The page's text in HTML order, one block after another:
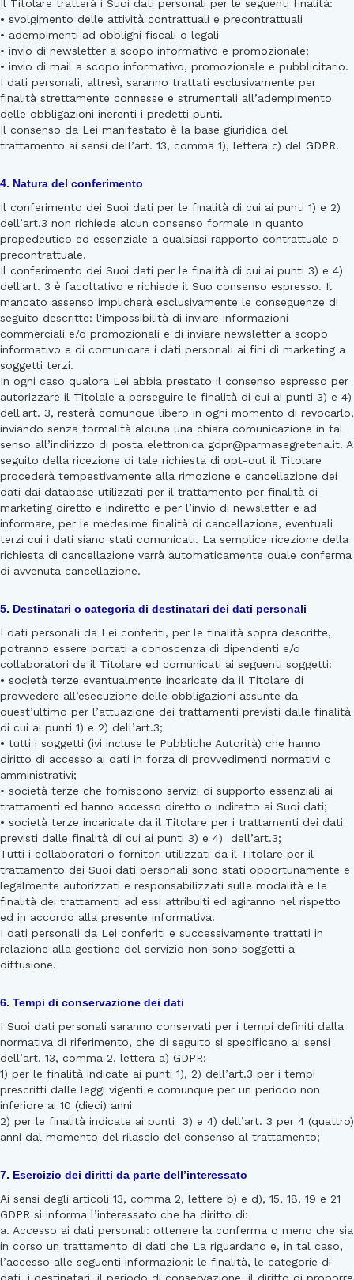
Il Titolare tratterà i Suoi dati personali per le seguenti finalità:
• svolgimento delle attività contrattuali e precontrattuali
• adempimenti ad obblighi fiscali o legali
• invio di newsletter a scopo informativo e promozionale;
• invio di mail a scopo informativo, promozionale e pubblicitario.
I dati personali, altresì, saranno trattati esclusivamente per
finalità strettamente connesse e strumentali all’adempimento
delle obbligazioni inerenti i predetti punti.
Il consenso da Lei manifestato è la base giuridica del
trattamento ai sensi dell’art. 13, comma 1), lettera c) del GDPR.
4. Natura del conferimento
Il conferimento dei Suoi dati per le finalità di cui ai punti 1) e 2)
dell’art.3 non richiede alcun consenso formale in quanto
propedeutico ed essenziale a qualsiasi rapporto contrattuale o
precontrattuale.
Il conferimento dei Suoi dati per le finalità di cui ai punti 3) e 4)
dell'art. 3 è facoltativo e richiede il Suo consenso espresso. Il
mancato assenso implicherà esclusivamente le conseguenze di
seguito descritte: l'impossibilità di inviare informazioni
commerciali e/o promozionali e di inviare newsletter a scopo
informativo e di comunicare i dati personali ai fini di marketing a
soggetti terzi.
In ogni caso qualora Lei abbia prestato il consenso espresso per
autorizzare il Titolale a perseguire le finalità di cui ai punti 3) e 4)
dell'art. 3, resterà comunque libero in ogni momento di revocarlo,
inviando senza formalità alcuna una chiara comunicazione in tal
senso all’indirizzo di posta elettronica gdpr@parmasegreteria.it. A
seguito della ricezione di tale richiesta di opt-out il Titolare
procederà tempestivamente alla rimozione e cancellazione dei
dati dai database utilizzati per il trattamento per finalità di
marketing diretto e indiretto e per l’invio di newsletter e ad
informare, per le medesime finalità di cancellazione, eventuali
terzi cui i dati siano stati comunicati. La semplice ricezione della
richiesta di cancellazione varrà automaticamente quale conferma
di avvenuta cancellazione.
5. Destinatari o categoria di destinatari dei dati personali
I dati personali da Lei conferiti, per le finalità sopra descritte,
potranno essere portati a conoscenza di dipendenti e/o
collaboratori de il Titolare ed comunicati ai seguenti soggetti:
• società terze eventualmente incaricate da il Titolare di
provvedere all’esecuzione delle obbligazioni assunte da
quest’ultimo per l’attuazione dei trattamenti previsti dalle finalità
di cui ai punti 1) e 2) dell’art.3;
• tutti i soggetti (ivi incluse le Pubbliche Autorità) che hanno
diritto di accesso ai dati in forza di provvedimenti normativi o
amministrativi;
• società terze che forniscono servizi di supporto essenziali ai
trattamenti ed hanno accesso diretto o indiretto ai Suoi dati;
• società terze incaricate da il Titolare per i trattamenti dei dati
previsti dalle finalità di cui ai punti 3) e 4) dell’art.3;
Tutti i collaboratori o fornitori utilizzati da il Titolare per il
trattamento dei Suoi dati personali sono stati opportunamente e
legalmente autorizzati e responsabilizzati sulle modalità e le
finalità dei trattamenti ad essi attribuiti ed agiranno nel rispetto
ed in accordo alla presente informativa.
I dati personali da Lei conferiti e successivamente trattati in
relazione alla gestione del servizio non sono soggetti a
diffusione.
6. Tempi di conservazione dei dati
I Suoi dati personali saranno conservati per i tempi definiti dalla
normativa di riferimento, che di seguito si specificano ai sensi
dell’art. 13, comma 2, lettera a) GDPR:
1) per le finalità indicate ai punti 1), 2) dell’art.3 per i tempi
prescritti dalle leggi vigenti e comunque per un periodo non
inferiore ai 10 (dieci) anni
2) per le finalità indicate ai punti 3) e 4) dell’art. 3 per 4 (quattro)
anni dal momento del rilascio del consenso al trattamento;
7. Esercizio dei diritti da parte dell’interessato
Ai sensi degli articoli 13, comma 2, lettere b) e d), 15, 18, 19 e 21
GDPR si informa l’interessato che ha diritto di:
a. Accesso ai dati personali: ottenere la conferma o meno che sia
in corso un trattamento di dati che La riguardano e, in tal caso,
l’accesso alle seguenti informazioni: le finalità, le categorie di